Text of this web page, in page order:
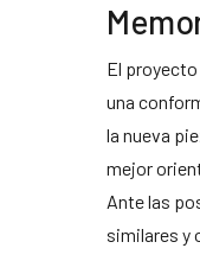
El
una
la nueva
mejor
Ante las
similares y